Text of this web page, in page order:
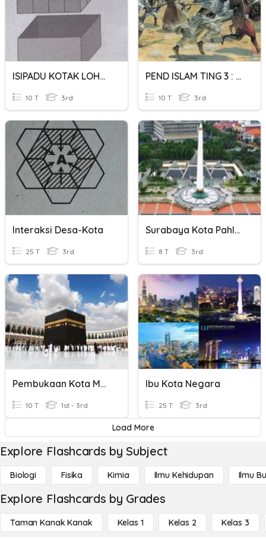
ISIPADU KOTAK LOHONG : Sains Tahun 3
10 T 3rd
PEND ISLAM TING 3 : PEMBUKAAN KOTA MEKAH
10 T 3rd
Interaksi Desa-Kota
25 T 3rd
Surabaya Kota Pahlawan
8 T 3rd
Pembukaan Kota Mekah
10 T 1st - 3rd
Ibu Kota Negara
25 T 3rd
Load More
Explore Flashcards by Subject
Biologi Fisika Kimia Ilmu Kehidupan Ilmu
Explore Flashcards by Grades
Taman Kanak Kanak Kelas 1 Kelas 2 Kelas 3